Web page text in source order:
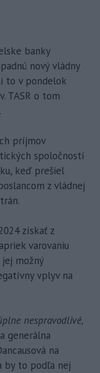
banky
nový vládny
to v pondelok
TASR o tom
príjmov
spoločností
keď prešiel
z vládnej
získať z
varovaniu
jej možný
vplyv na
nespravodlivé,
generálna
na
by to podľa nej